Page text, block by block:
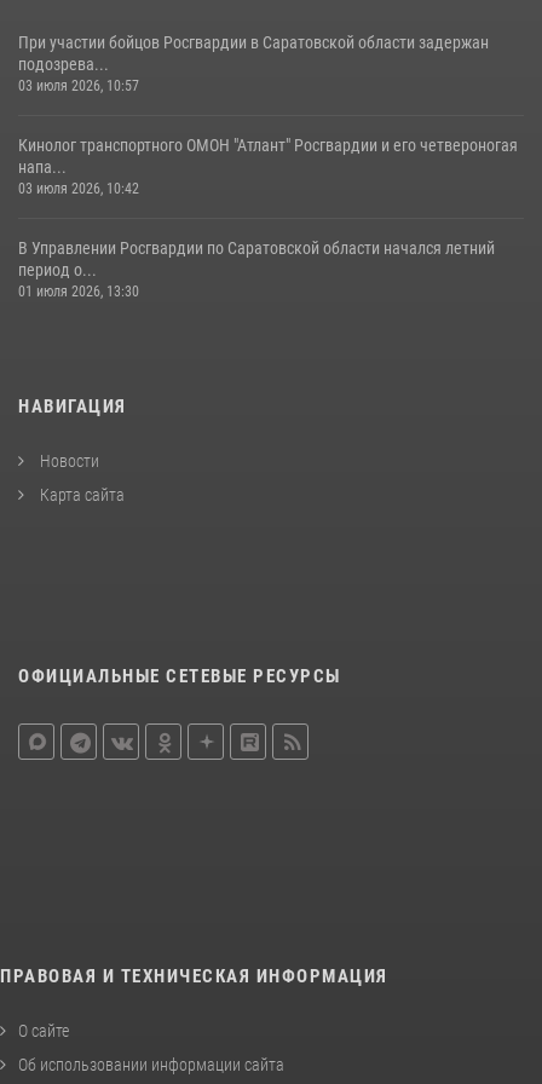
При участии бойцов Росгвардии в Саратовской области задержан
подозрева...
03 июля 2026, 10:57
Кинолог транспортного ОМОН "Атлант" Росгвардии и его четвероногая
напа...
03 июля 2026, 10:42
В Управлении Росгвардии по Саратовской области начался летний
период о...
01 июля 2026, 13:30
НАВИГАЦИЯ
Новости
Карта сайта
ОФИЦИАЛЬНЫЕ СЕТЕВЫЕ РЕСУРСЫ
ПРАВОВАЯ И ТЕХНИЧЕСКАЯ ИНФОРМАЦИЯ
О сайте
Об использовании информации сайта